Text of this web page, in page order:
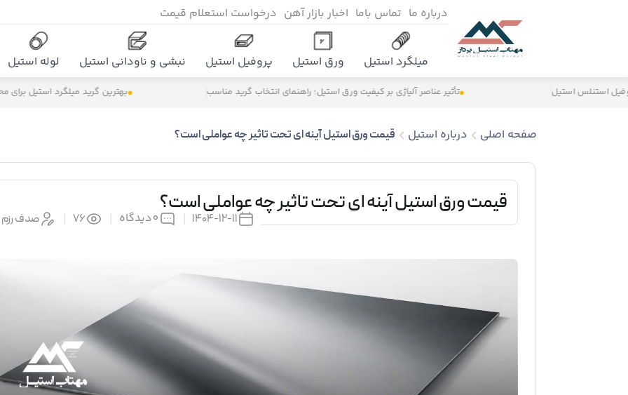
درباره ما تماس باما اخبار بازار آهن درخواست استعلام قیمت
میلگرد استیل ورق استیل پروفیل استیل نبشی و ناودانی استیل لوله استیل
تأثیر عناصر آلیاژی بر کیفیت ورق استیل؛ راهنمای انتخاب گرید مناسب بهترین گرید میلگرد استیل برای محیط‌های اسیدی
صفحه اصلی درباره استیل قیمت ورق استیل آینه ‌ای تحت تاثیر چه عواملی است؟
قیمت ورق استیل آینه ‌ای تحت تاثیر چه عواملی است؟
صدف رزم | 76 | دیدگاه0 | 1404-12-11